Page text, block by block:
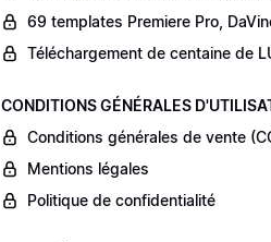
69 templates Premiere Pro,
Téléchargement de centaine de
CONDITIONS GÉNÉRALES
Conditions générales de vente
Mentions légales
Politique de confidentialité